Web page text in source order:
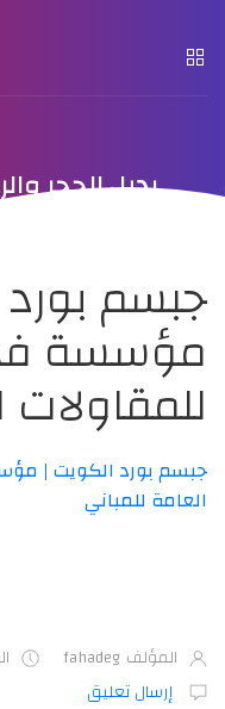
بديل الحجر
جبسم
مؤسسة
للمقاولات
جبسم بورد الكويت |
العامة للمباني
المؤلف fahadeg
إرسال تعليق